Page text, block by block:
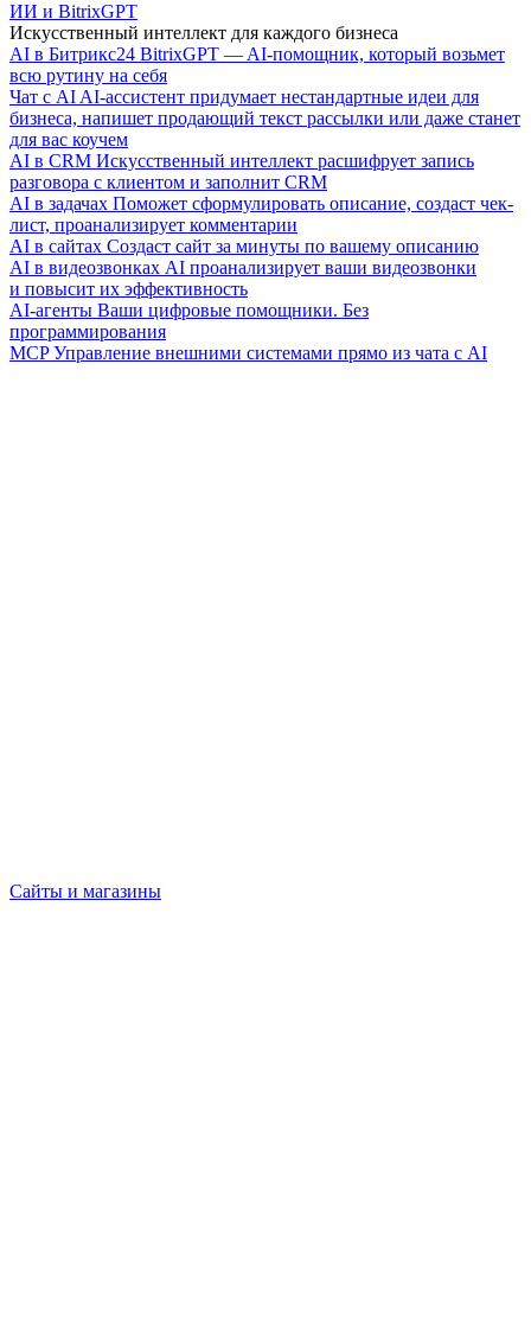
ИИ и BitrixGPT
Искусственный интеллект для каждого бизнеса
AI в Битрикс24 BitrixGPT — AI-помощник, который возьмет
всю рутину на себя
Чат с AI AI-ассистент придумает нестандартные идеи для
бизнеса, напишет продающий текст рассылки или даже станет
для вас коучем
AI в CRM Искусственный интеллект расшифрует запись
разговора с клиентом и заполнит CRM
AI в задачах Поможет сформулировать описание, создаст чек-
лист, проанализирует комментарии
AI в сайтах Создаст сайт за минуты по вашему описанию
AI в видеозвонках AI проанализирует ваши видеозвонки
и повысит их эффективность
AI-агенты Ваши цифровые помощники. Без
программирования
MCP Управление внешними системами прямо из чата с AI
Сайты и магазины